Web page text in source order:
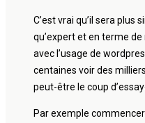
C’est vrai qu’il sera plus
qu’expert et en terme
avec l’usage de
centaines voir des
peut-être le coup
Par exemple